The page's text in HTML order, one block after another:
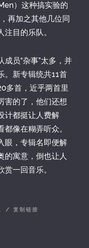
）这种搞实验的
再加之其他几位同
目的乐队。
员“杂事”太多，并
。新专辑统共11首
多首，近乎两首里
害的了，他们还想
计都挺让人费解
像在糊弄听众。
眼，专辑名即便解
的寓意，倒也让人
一回音乐。
/ 复制链接